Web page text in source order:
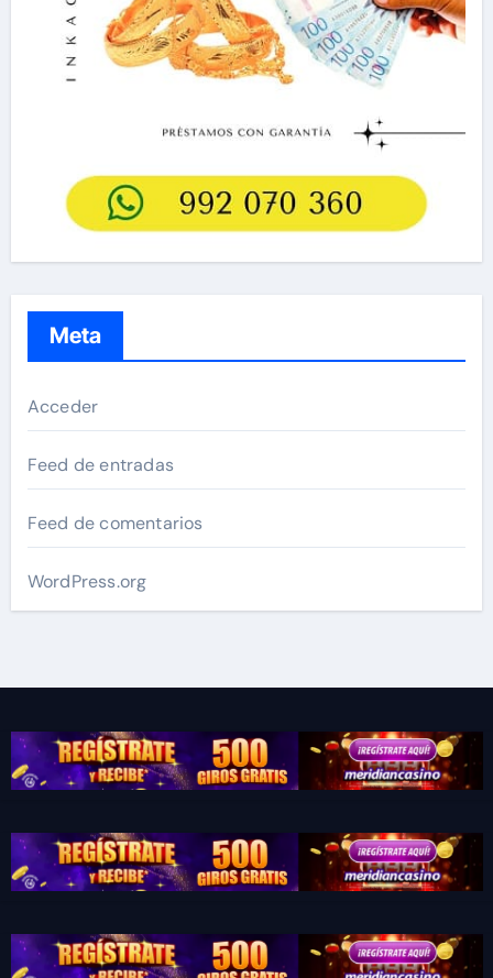
Meta
Acceder
Feed de entradas
Feed de comentarios
WordPress.org